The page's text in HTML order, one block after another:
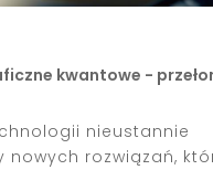
kwantowe -
nieustannie
nowych rozwiązań,